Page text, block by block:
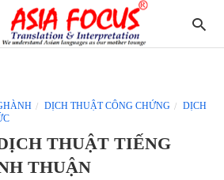
DỊCH THUẬT CÔNG CHỨNG
DỊCH
THUẬT TIẾNG
THUẬN